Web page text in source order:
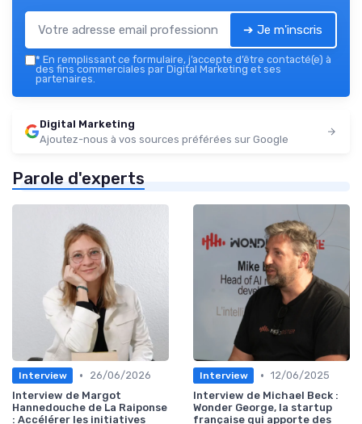
➔ Je m'inscris
* En remplissant ce formulaire, j’accepte d’être contacté(e) à
des fins commerciales par Digital Marketing et ses
partenaires.
Digital Marketing
Ajoutez-nous à vos sources préférées sur Google
Parole d'experts
Interview •
26/06/2026
Interview de Margot
Hannedouche de La Raiponse
: Accélérer les initiatives
Interview • 12/06/2025
Interview de Michael Beck :
Wonder George, la startup
française qui apporte des